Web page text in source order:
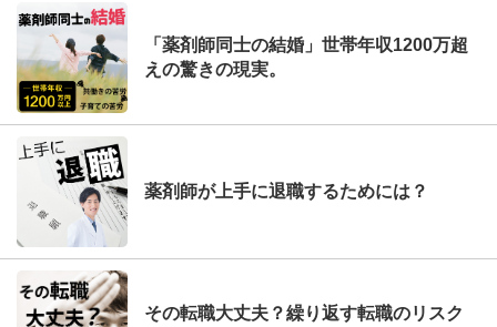
「薬剤師同士の結婚」世帯年収1200万超
えの驚きの現実。
薬剤師が上手に退職するためには？
その転職大丈夫？繰り返す転職のリスク